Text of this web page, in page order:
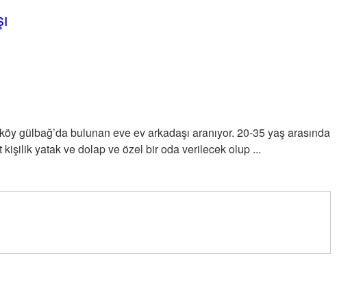
gülbağ’da bulunan eve ev arkadaşı aranıyor. 20-35 yaş arasında
kişilik yatak ve dolap ve özel bir oda verilecek olup ...